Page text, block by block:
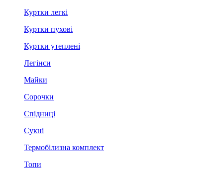
Куртки легкі
Куртки пухові
Куртки утеплені
Легінси
Майки
Сорочки
Спідниці
Сукні
Термобілизна комплект
Топи